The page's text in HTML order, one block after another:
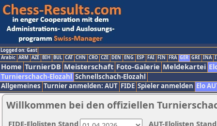
Logged on: Gast
Arabic ARM AZE BIH BUL CAT CHN CRO CZE DEN ENG ESP FAI FIN FRA GER GRE INA
Home TurnierDB Meisterschaft Foto-Galerie Meldekartei
Turnierschach-Elozahl Schnellschach-Elozahl
Allgemeines Turnier anmelden: AUT FIDE Spieler anmelden Elo
Willkommen bei den offiziellen
AUT-Elolisten
FIDE-Elolisten Stand